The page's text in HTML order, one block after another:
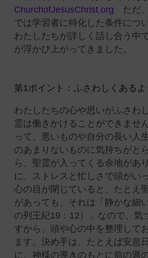
ChurchofJesusChrist.org ただ
では学習者に特化した条件につ
わたしたちが詳しく話し合う中
が浮かび上がってきました。
第1ポイント：ふさわしくある
わたしたちの心や思いがふさわ
霊は働きかけることができませ
って、悪いものや自分の長い人
のあまりないものに気持ちがと
ら、聖霊が入ってくる余地があ
に、ストレスと忙しさで頭がい
心の目が閉じていると、たとえ
があっても、それは「静かな細
の列王紀19：12）
なので、気
すから、頭や心の中を整理して
ます。決め手は、たとえば安息
に、神様の導きのもとに前の週